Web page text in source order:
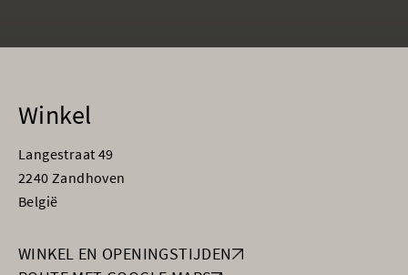
Winkel
Langestraat 49
2240 Zandhoven
België
WINKEL EN OPENINGSTIJDEN